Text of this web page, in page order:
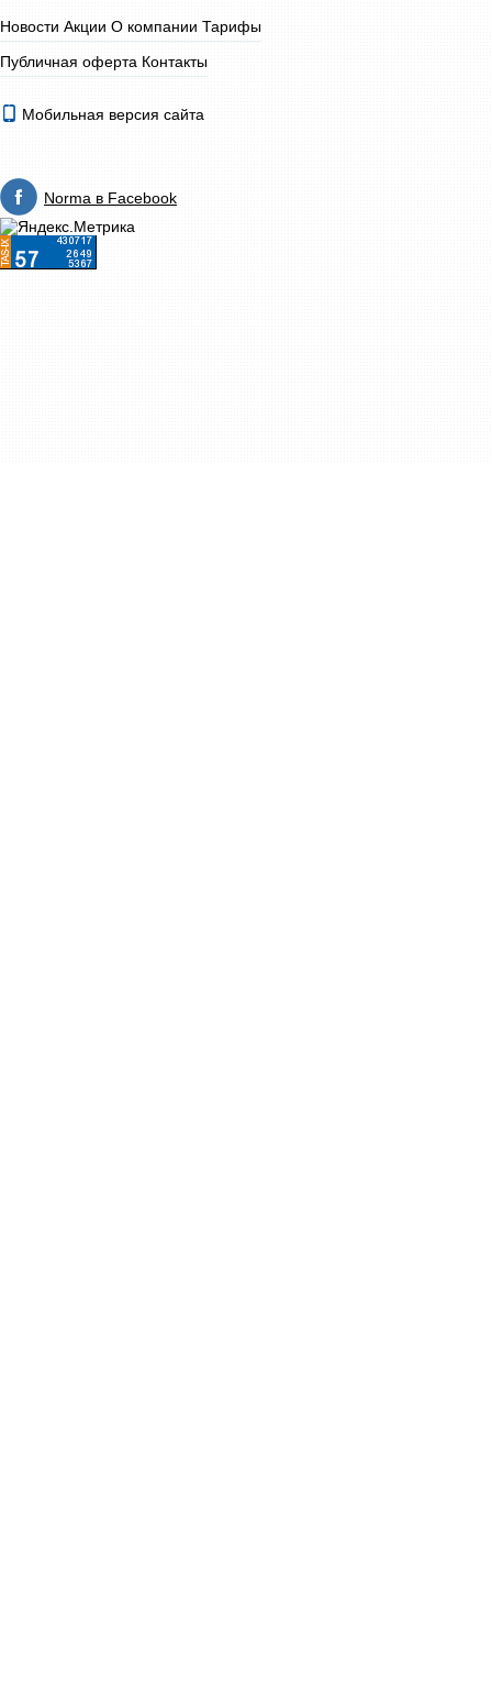
Новости Акции О компании Тарифы
Публичная оферта Контакты
Мобильная версия сайта
Norma в Facebook